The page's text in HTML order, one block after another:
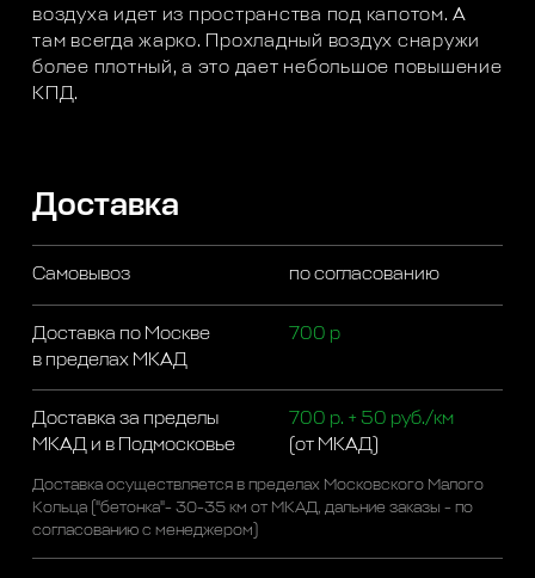
воздуха идет из пространства под капотом. А
там всегда жарко. Прохладный воздух снаружи
более плотный, а это дает небольшое повышение
КПД.
Доставка
Самовывоз по согласованию
Доставка по Москве
в пределах МКАД
700 р
Доставка за пределы
МКАД и в Подмосковье
700 р. + 50 руб./км
(от МКАД)
Доставка осуществляется в пределах Московского Малого
Кольца ("бетонка"- 30-35 км от МКАД, дальние заказы - по
согласованию с менеджером)